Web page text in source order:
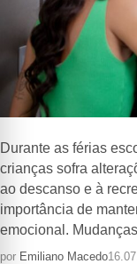
Durante as férias
crianças sofra
ao descanso e à
importância de
emocional.
por Emiliano Macedo